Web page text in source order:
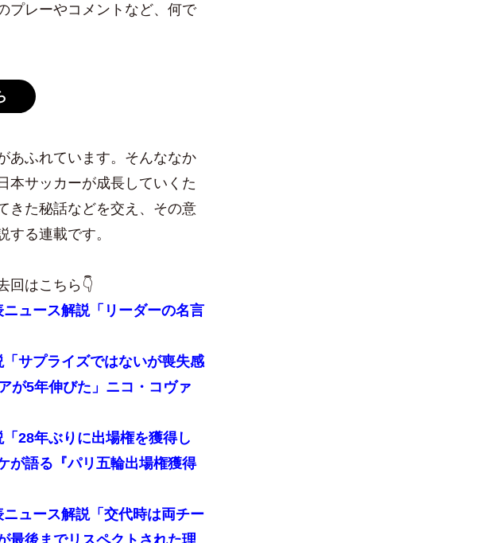
プレーやコメントなど、何で
あふれています。そんななか
本サッカーが成長していくた
た秘話などを交え、その意
る連載です。
回はこちら👇
ニュース解説「リーダーの名言
サプライズではないが喪失感
が5年伸びた」ニコ・コヴァ
28年ぶりに出場権を獲得し
が語る『パリ五輪出場権獲得
ニュース解説「交代時は両チー
最後までリスペクトされた理